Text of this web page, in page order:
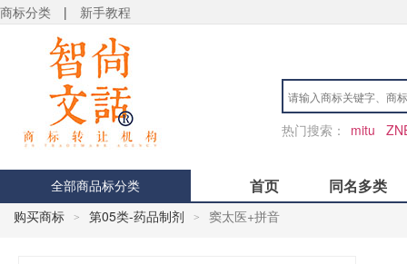
商标分类 | 新手教程
热门搜索： mitu
全部商品标分类 首页 同名多类
购买商标 > 第05类-药品制剂 > 窦太医+拼音